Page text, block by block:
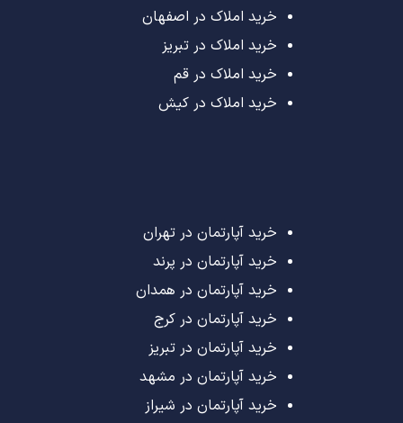
خرید املاک در اصفهان
خرید املاک در تبریز
خرید املاک در قم
خرید املاک در کیش
خرید آپارتمان در تهران
خرید آپارتمان در پرند
خرید آپارتمان در همدان
خرید آپارتمان در کرج
خرید آپارتمان در تبریز
خرید آپارتمان در مشهد
خرید آپارتمان در شیراز